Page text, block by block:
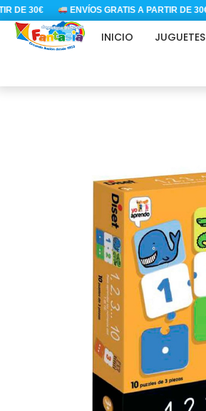
Ir
contenido
DE 30€ ENVÍOS GRATIS A PARTIR DE 30€
INICIO JUGUETES